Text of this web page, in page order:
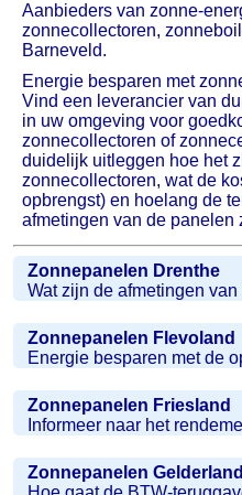
Aanbieders van zonne-
zonnecollectoren,
Barneveld.
Energie besparen met
Vind een leverancier van
in uw omgeving voor
zonnecollectoren of
duidelijk uitleggen hoe het
zonnecollectoren, wat de
opbrengst) en hoelang de
afmetingen van de panelen
Zonnepanelen Drenthe
Wat zijn de afmetingen
Zonnepanelen Flevoland
Energie besparen met de
Zonnepanelen Friesland
Informeer naar het
Zonnepanelen Gelderland